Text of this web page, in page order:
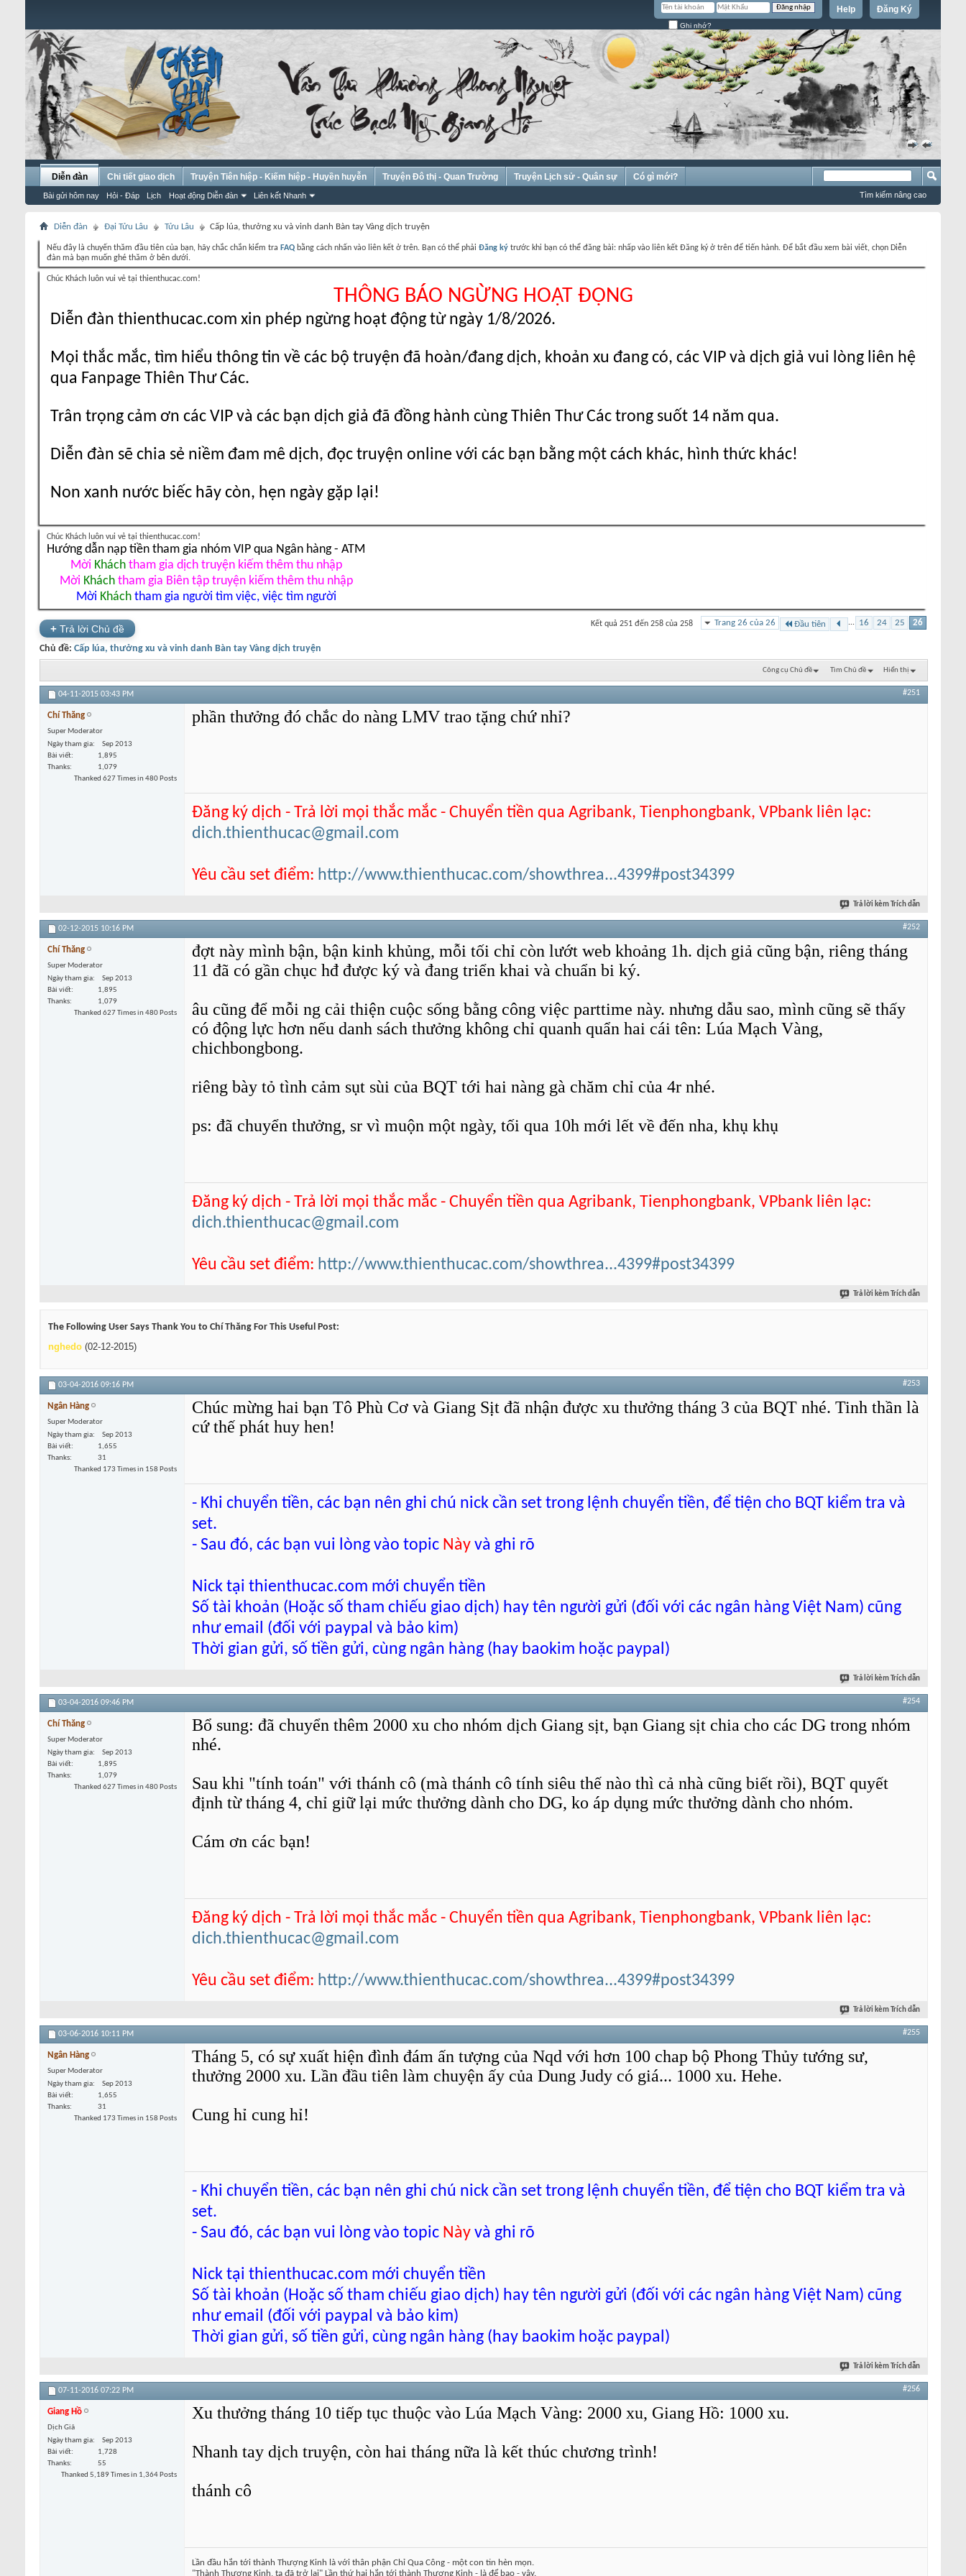
Đăng Ký
Help
Ghi nhớ?
«
»
Diễn đàn
Bài gửi hôm nay Hỏi - Đáp Lịch Hoạt động Diễn đàn Liên kết Nhanh
Chi tiết giao dịch Truyện Tiên hiệp - Kiếm hiệp - Huyền huyễn Truyện Đô thị - Quan Trường Truyện Lịch sử - Quân sự Có gì mới?
Tìm kiếm nâng cao
Diễn đàn Đại Tửu Lâu Tửu Lâu Cấp lúa, thưởng xu và vinh danh Bàn tay Vàng dịch truyện
Nếu đây là chuyến thăm đầu tiên của bạn, hãy chắc chắn kiểm tra FAQ bằng cách nhấn vào liên kết ở trên. Bạn có thể phải Đăng ký trước khi bạn có thể đăng bài: nhấp vào liên kết Đăng ký ở trên để tiến hành. Để bắt đầu xem bài viết, chọn Diễn
đàn mà bạn muốn ghé thăm ở bên dưới.
Chúc Khách luôn vui vẻ tại thienthucac.com!
THÔNG BÁO NGỪNG HOẠT ĐỘNG
Diễn đàn thienthucac.com xin phép ngừng hoạt động từ ngày 1/8/2026.
Mọi thắc mắc, tìm hiểu thông tin về các bộ truyện đã hoàn/đang dịch, khoản xu đang có, các VIP và dịch giả vui lòng liên hệ
qua Fanpage Thiên Thư Các.
Trân trọng cảm ơn các VIP và các bạn dịch giả đã đồng hành cùng Thiên Thư Các trong suốt 14 năm qua.
Diễn đàn sẽ chia sẻ niềm đam mê dịch, đọc truyện online với các bạn bằng một cách khác, hình thức khác!
Non xanh nước biếc hãy còn, hẹn ngày gặp lại!
Chúc Khách luôn vui vẻ tại thienthucac.com!
Hướng dẫn nạp tiền tham gia nhóm VIP qua Ngân hàng - ATM
Mời Kháchtham gia dịch truyện kiếm thêm thu nhập
Mời Kháchtham gia Biên tập truyện kiếm thêm thu nhập
Mời Kháchtham gia người tìm việc, việc tìm người
+ Trả lời Chủ đề
Trang 26 của 26 Đầu tiên ... 16 24 25 26
Kết quả 251 đến 258 của 258
Chủ đề: Cấp lúa, thưởng xu và vinh danh Bàn tay Vàng dịch truyện
Công cụ Chủ đề Tìm Chủ đề Hiển thị
04-11-2015 03:43 PM #251
Chí Thăng
Super Moderator
Ngày tham gia
Sep 2013
Bài viết
1,895
Thanks
1,079
Thanked 627 Times in 480 Posts
phần thưởng đó chắc do nàng LMV trao tặng chứ nhỉ?
Đăng ký dịch - Trả lời mọi thắc mắc - Chuyển tiền qua Agribank, Tienphongbank, VPbank liên lạc:
dich.thienthucac@gmail.com
Yêu cầu set điểm: http://www.thienthucac.com/showthrea...4399#post34399
Trả lời kèm Trích dẫn
02-12-2015 10:16 PM #252
Chí Thăng
Super Moderator
Ngày tham gia
Sep 2013
Bài viết
1,895
Thanks
1,079
Thanked 627 Times in 480 Posts
đợt này mình bận, bận kinh khủng, mỗi tối chỉ còn lướt web khoảng 1h. dịch giả cũng bận, riêng tháng
11 đã có gần chục hđ được ký và đang triển khai và chuẩn bi ký.
âu cũng để mỗi ng cải thiện cuộc sống bằng công việc parttime này. nhưng dẫu sao, mình cũng sẽ thấy
có động lực hơn nếu danh sách thưởng không chỉ quanh quẩn hai cái tên: Lúa Mạch Vàng,
chichbongbong.
riêng bày tỏ tình cảm sụt sùi của BQT tới hai nàng gà chăm chỉ của 4r nhé.
ps: đã chuyển thưởng, sr vì muộn một ngày, tối qua 10h mới lết về đến nha, khụ khụ
Đăng ký dịch - Trả lời mọi thắc mắc - Chuyển tiền qua Agribank, Tienphongbank, VPbank liên lạc:
dich.thienthucac@gmail.com
Yêu cầu set điểm: http://www.thienthucac.com/showthrea...4399#post34399
Trả lời kèm Trích dẫn
The Following User Says Thank You to Chí Thăng For This Useful Post:
nghedo (02-12-2015)
03-04-2016 09:16 PM #253
Ngân Hàng
Super Moderator
Ngày tham gia
Sep 2013
Bài viết
1,655
Thanks
31
Thanked 173 Times in 158 Posts
Chúc mừng hai bạn Tô Phù Cơ và Giang Sịt đã nhận được xu thưởng tháng 3 của BQT nhé. Tinh thần là
cứ thế phát huy hen!
- Khi chuyển tiền, các bạn nên ghi chú nick cần set trong lệnh chuyển tiền, để tiện cho BQT kiểm tra và
set.
- Sau đó, các bạn vui lòng vào topic Này và ghi rõ
Nick tại thienthucac.com mới chuyển tiền
Số tài khoản (Hoặc số tham chiếu giao dịch) hay tên người gửi (đối với các ngân hàng Việt Nam) cũng
như email (đối với paypal và bảo kim)
Thời gian gửi, số tiền gửi, cùng ngân hàng (hay baokim hoặc paypal)
Trả lời kèm Trích dẫn
03-04-2016 09:46 PM #254
Chí Thăng
Super Moderator
Ngày tham gia
Sep 2013
Bài viết
1,895
Thanks
1,079
Thanked 627 Times in 480 Posts
Bổ sung: đã chuyển thêm 2000 xu cho nhóm dịch Giang sịt, bạn Giang sịt chia cho các DG trong nhóm
nhé.
Sau khi "tính toán" với thánh cô (mà thánh cô tính siêu thế nào thì cả nhà cũng biết rồi), BQT quyết
định từ tháng 4, chỉ giữ lại mức thưởng dành cho DG, ko áp dụng mức thưởng dành cho nhóm.
Cám ơn các bạn!
Đăng ký dịch - Trả lời mọi thắc mắc - Chuyển tiền qua Agribank, Tienphongbank, VPbank liên lạc:
dich.thienthucac@gmail.com
Yêu cầu set điểm: http://www.thienthucac.com/showthrea...4399#post34399
Trả lời kèm Trích dẫn
03-06-2016 10:11 PM #255
Ngân Hàng
Super Moderator
Ngày tham gia
Sep 2013
Bài viết
1,655
Thanks
31
Thanked 173 Times in 158 Posts
Tháng 5, có sự xuất hiện đình đám ấn tượng của Nqd với hơn 100 chap bộ Phong Thủy tướng sư,
thưởng 2000 xu. Lần đầu tiên làm chuyện ấy của Dung Judy có giá... 1000 xu. Hehe.
Cung hỉ cung hỉ!
- Khi chuyển tiền, các bạn nên ghi chú nick cần set trong lệnh chuyển tiền, để tiện cho BQT kiểm tra và
set.
- Sau đó, các bạn vui lòng vào topic Này và ghi rõ
Nick tại thienthucac.com mới chuyển tiền
Số tài khoản (Hoặc số tham chiếu giao dịch) hay tên người gửi (đối với các ngân hàng Việt Nam) cũng
như email (đối với paypal và bảo kim)
Thời gian gửi, số tiền gửi, cùng ngân hàng (hay baokim hoặc paypal)
Trả lời kèm Trích dẫn
07-11-2016 07:22 PM #256
Giang Hồ
Dịch Giả
Ngày tham gia
Sep 2013
Bài viết
1,728
Thanks
55
Thanked 5,189 Times in 1,364 Posts
Xu thưởng tháng 10 tiếp tục thuộc vào Lúa Mạch Vàng: 2000 xu, Giang Hồ: 1000 xu.
Nhanh tay dịch truyện, còn hai tháng nữa là kết thúc chương trình!
thánh cô
Lần đầu hắn tới thành Thượng Kinh là với thân phận Chỉ Qua Công - một con tin hèn mọn.
"Thành Thượng Kinh, ta đã trở lại" Lần thứ hai hắn tới thành Thượng Kinh - là để bao - vây.